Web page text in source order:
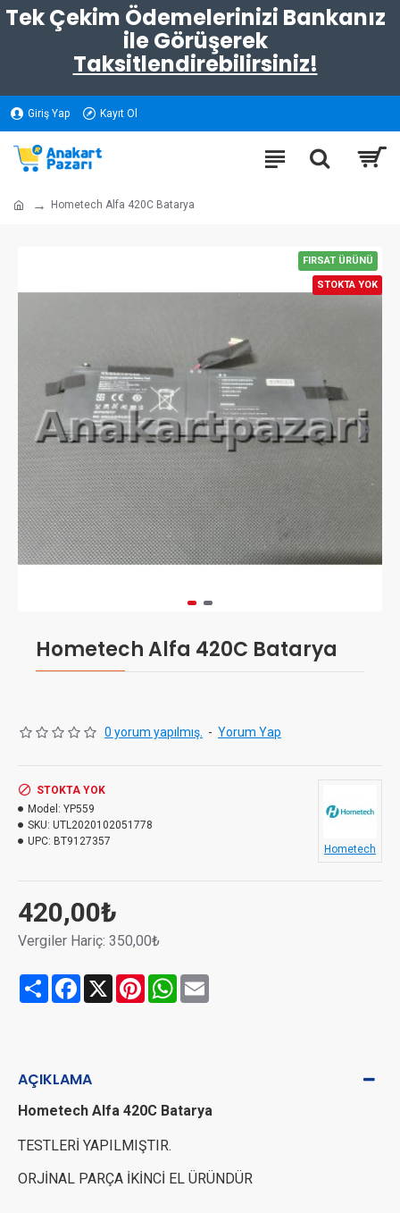
Tek Çekim Ödemelerinizi Bankanız
ile Görüşerek
Taksitlendirebilirsiniz!
Giriş Yap Kayıt Ol
Hometech Alfa 420C Batarya
FIRSAT ÜRÜNÜ
STOKTA YOK
Hometech Alfa 420C Batarya
0 yorum yapılmış. - Yorum Yap
420,00₺
Vergiler Hariç: 350,00₺
STOKTA YOK
Model: YP559
SKU: UTL2020102051778
UPC: BT9127357
Hometech
Share Facebook
X PinterestWhatsApp
AÇIKLAMA
Hometech Alfa 420C Batarya
TESTLERİ YAPILMIŞTIR.
ORJİNAL PARÇA İKİNCİ EL ÜRÜNDÜR